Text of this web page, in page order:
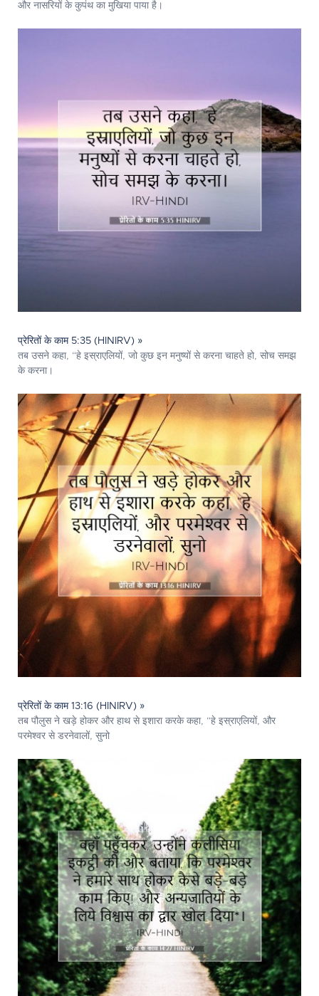
और नासरियों के कुपंथ का मुखिया पाया है।
प्रेरितों के काम 5:35 (HINIRV) »
तब उसने कहा, “हे इस्राएलियों, जो कुछ इन मनुष्यों से करना चाहते हो, सोच समझ
के करना।
प्रेरितों के काम 13:16 (HINIRV) »
तब पौलुस ने खड़े होकर और हाथ से इशारा करके कहा, “हे इस्राएलियों, और
परमेश्‍वर से डरनेवालों, सुनो